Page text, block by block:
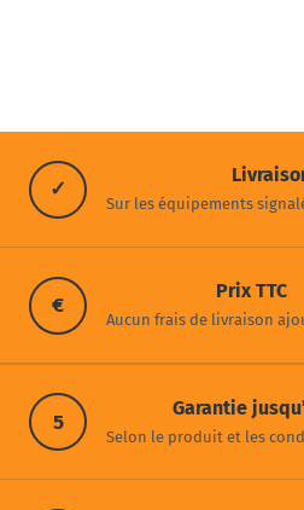
✓
Sur les équipements
€
Prix TTC
Aucun frais de livraison
5
Garantie
Selon le produit et les